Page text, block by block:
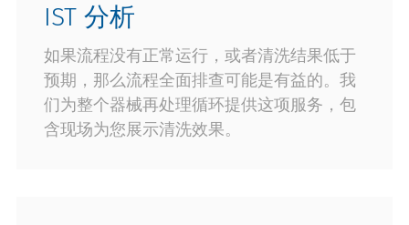
IST 分析
如果流程没有正常运行，或者清洗结果低于
预期，那么流程全面排查可能是有益的。我
们为整个器械再处理循环提供这项服务，包
含现场为您展示清洗效果。